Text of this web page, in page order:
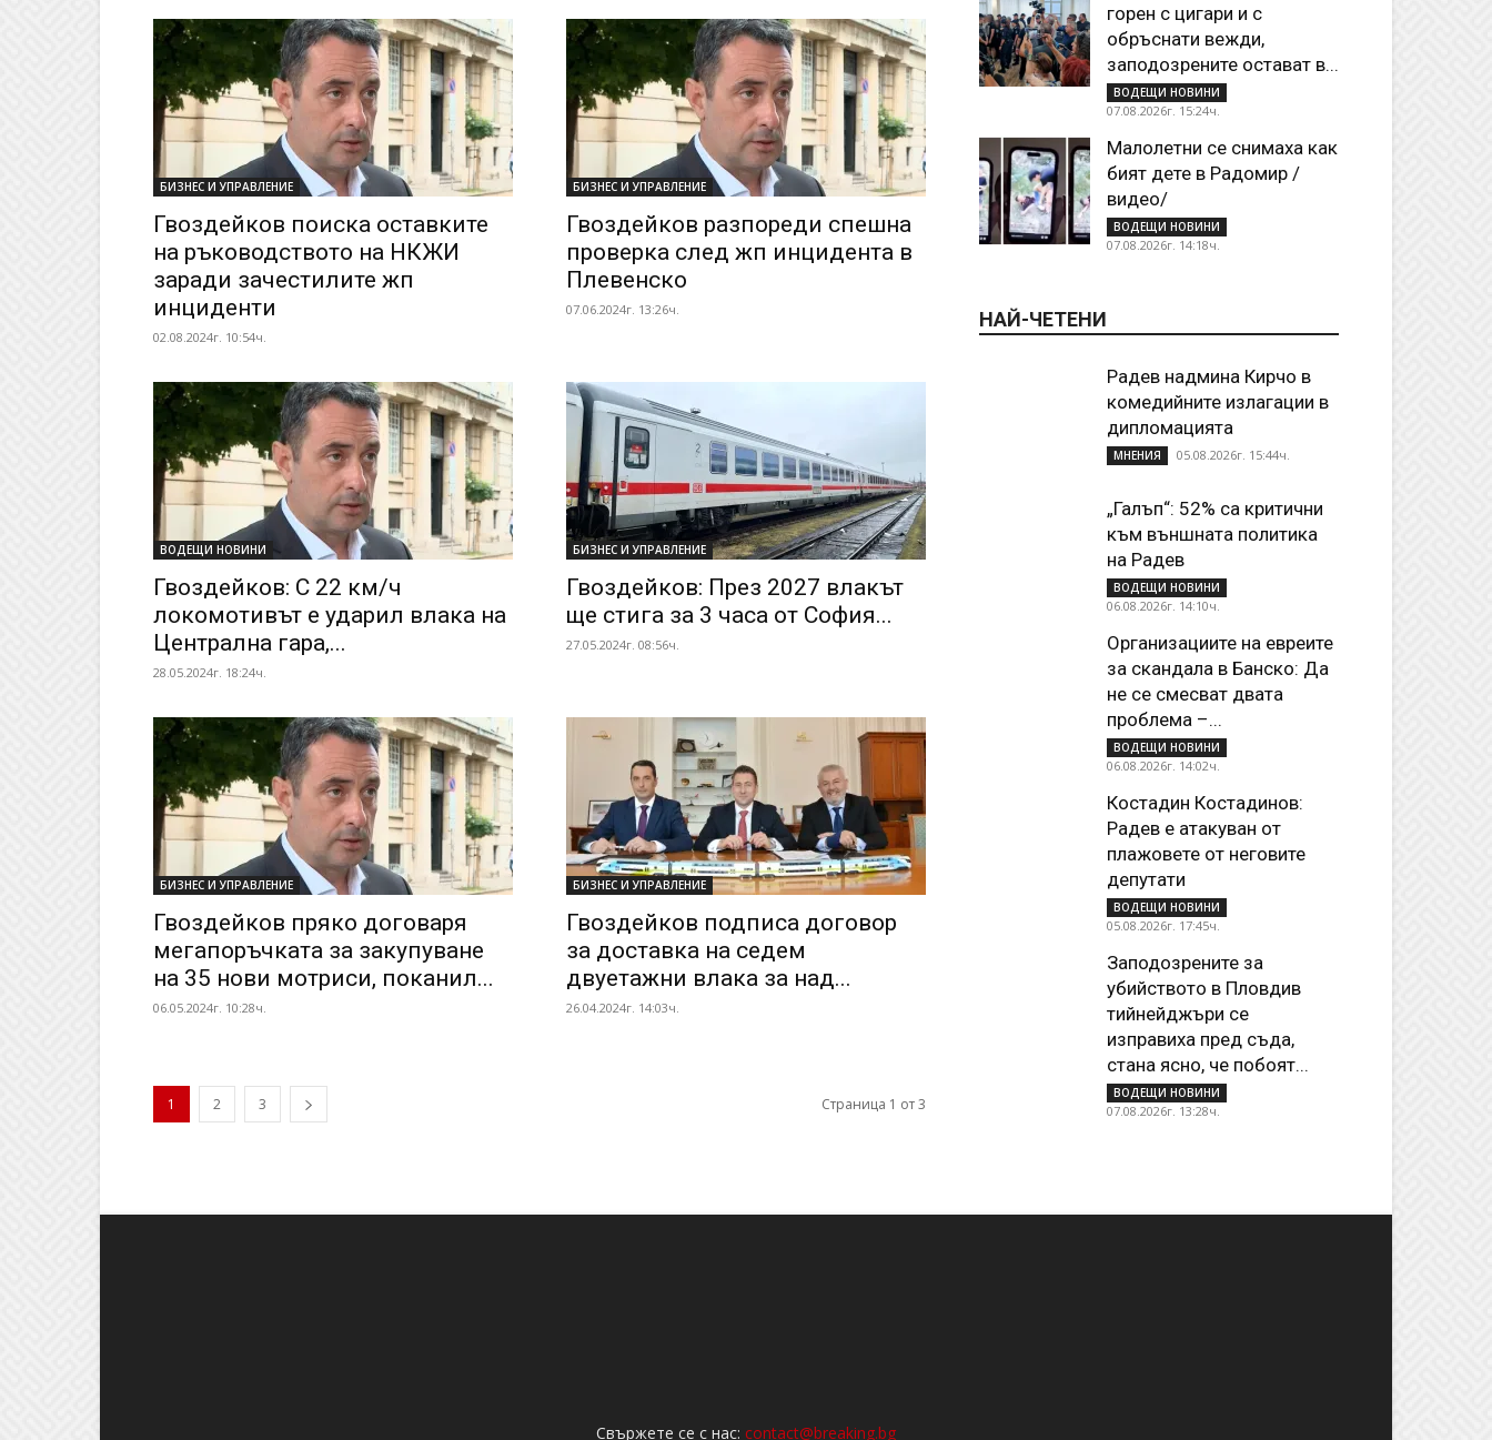
БИЗНЕС И УПРАВЛЕНИЕ
Гвоздейков поиска оставките
на ръководството на НКЖИ
заради зачестилите жп
инциденти
02.08.2024г. 10:54ч.
БИЗНЕС И УПРАВЛЕНИЕ
Гвоздейков разпореди спешна
проверка след жп инцидента в
Плевенско
07.06.2024г. 13:26ч.
ВОДЕЩИ НОВИНИ
Гвоздейков: С 22 км/ч
локомотивът е ударил влака на
Централна гара,...
28.05.2024г. 18:24ч.
БИЗНЕС И УПРАВЛЕНИЕ
Гвоздейков: През 2027 влакът
ще стига за 3 часа от София...
27.05.2024г. 08:56ч.
БИЗНЕС И УПРАВЛЕНИЕ
Гвоздейков пряко договаря
мегапоръчката за закупуване
на 35 нови мотриси, поканил...
06.05.2024г. 10:28ч.
БИЗНЕС И УПРАВЛЕНИЕ
Гвоздейков подписа договор
за доставка на седем
двуетажни влака за над...
26.04.2024г. 14:03ч.
1 2 3 Страница 1 от 3
горен с цигари и с
обръснати вежди,
заподозрените остават в...
ВОДЕЩИ НОВИНИ
07.08.2026г. 15:24ч.
Малолетни се снимаха как
бият дете в Радомир /
видео/
ВОДЕЩИ НОВИНИ
07.08.2026г. 14:18ч.
НАЙ-ЧЕТЕНИ
Радев надмина Кирчо в
комедийните излагации в
дипломацията
МНЕНИЯ 05.08.2026г. 15:44ч.
„Галъп“: 52% са критични
към външната политика
на Радев
ВОДЕЩИ НОВИНИ
06.08.2026г. 14:10ч.
Организациите на евреите
за скандала в Банско: Да
не се смесват двата
проблема –...
ВОДЕЩИ НОВИНИ
06.08.2026г. 14:02ч.
Костадин Костадинов:
Радев е атакуван от
плажoвете от неговите
депутати
ВОДЕЩИ НОВИНИ
05.08.2026г. 17:45ч.
Заподозрените за
убийството в Пловдив
тийнейджъри се
изправиха пред съда,
стана ясно, че побоят...
ВОДЕЩИ НОВИНИ
07.08.2026г. 13:28ч.
Свържете се с нас: contact@breaking.bg